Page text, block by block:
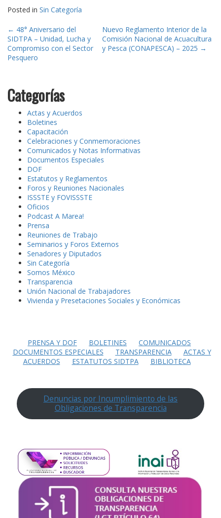
Posted in Sin Categoría
Post
navigation
← 48° Aniversario del
SIDTPA – Unidad, Lucha y
Compromiso con el Sector
Pesquero
Nuevo Reglamento Interior de la
Comisión Nacional de Acuacultura
y Pesca (CONAPESCA) – 2025 →
Categorías
Actas y Acuerdos
Boletines
Capacitación
Celebraciones y Conmemoraciones
Comunicados y Notas Informativas
Documentos Especiales
DOF
Estatutos y Reglamentos
Foros y Reuniones Nacionales
ISSSTE y FOVISSSTE
Oficios
Podcast A Marea!
Prensa
Reuniones de Trabajo
Seminarios y Foros Externos
Senadores y Diputados
Sin Categoría
Somos México
Transparencia
Unión Nacional de Trabajadores
Vivienda y Presetaciones Sociales y Económicas
PRENSA Y DOF BOLETINES
COMUNICADOS
DOCUMENTOS ESPECIALES
TRANSPARENCIA
ACTAS Y
ACUERDOS
ESTATUTOS SIDTPA BIBLIOTECA
Denuncias por Incumplimiento de las
Obligaciones de Transparencia